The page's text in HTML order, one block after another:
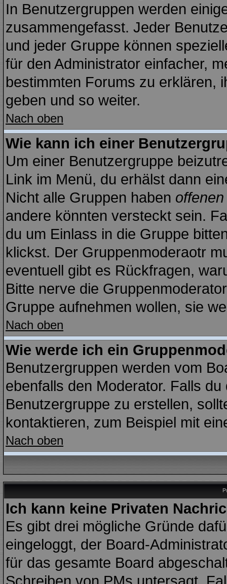
In Benutzergruppen werden
zusammengefasst. Jeder
und jeder Gruppe können
für den Administrator einfacher,
bestimmten Forums zu erklären,
geben und so weiter.
Nach oben
Wie kann ich einer
Um einer Benutzergruppe
Link im Menü, du erhälst dann
Nicht alle Gruppen haben
andere könnten versteckt sein.
du um Einlass in die Gruppe
klickst. Der Gruppenmoderaotr
eventuell gibt es Rückfragen,
Bitte nerve die
Gruppe aufnehmen wollen, sie
Nach oben
Wie werde ich ein
Benutzergruppen werden vom
ebenfalls den Moderator. Falls
Benutzergruppe zu erstellen,
kontaktieren, zum Beispiel mit
Nach oben
Ich kann keine Privaten
Es gibt drei mögliche Gründe
eingeloggt, der Board-
für das gesamte Board